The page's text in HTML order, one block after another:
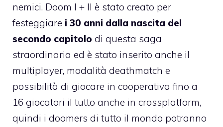
nemici. Doom I + II è stato creato per
festeggiare i 30 anni dalla nascita del
secondo capitolo di questa saga
straordinaria ed è stato inserito anche il
multiplayer, modalità deathmatch e
possibilità di giocare in cooperativa fino a
16 giocatori il tutto anche in crossplatform,
quindi i doomers di tutto il mondo potranno